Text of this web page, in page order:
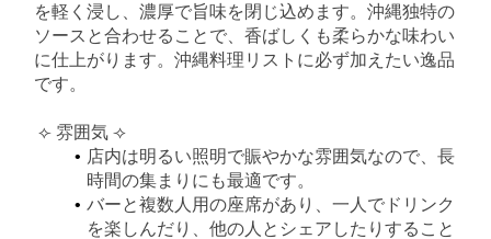
を軽く浸し、濃厚で旨味を閉じ込めます。沖縄独特の
ソースと合わせることで、香ばしくも柔らかな味わい
に仕上がります。沖縄料理リストに必ず加えたい逸品
です。
⟣ 雰囲気 ⟢
店内は明るい照明で賑やかな雰囲気なので、長
時間の集まりにも最適です。
バーと複数人用の座席があり、一人でドリンク
を楽しんだり、他の人とシェアしたりすること